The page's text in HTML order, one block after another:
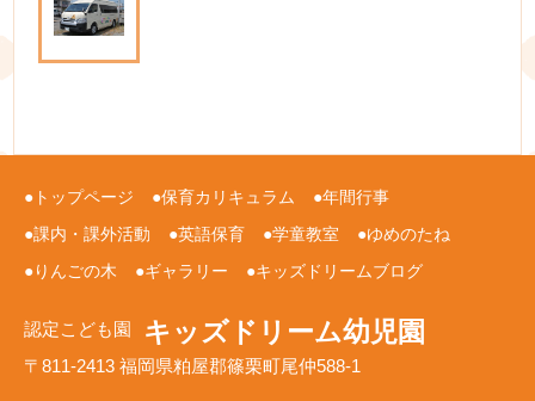
トップページ 保育カリキュラム
年間行事
課内・課外活動
英語保育 学童教室
ゆめのたね
りんごの木
ギャラリー キッズドリームブログ
認定こども園 キッズドリーム幼児園
〒811-2413 福岡県粕屋郡篠栗町尾仲588-1